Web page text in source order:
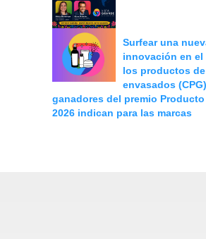
Surfear una
innovación en el
los productos
envasados
ganadores del premio
2026 indican para las marcas